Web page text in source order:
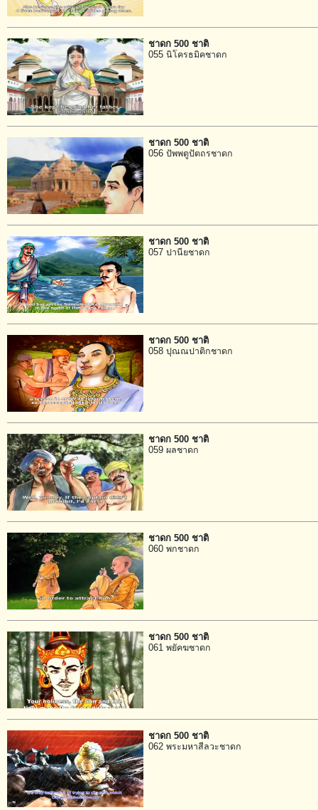
ชาดก 500 ชาติ
055 นิโครธมิคชาดก
ชาดก 500 ชาติ
056 ปัพพตูปัตถรชาดก
ชาดก 500 ชาติ
057 ปานียชาดก
ชาดก 500 ชาติ
058 ปุณณปาติกชาดก
ชาดก 500 ชาติ
059 ผลชาดก
ชาดก 500 ชาติ
060 พกชาดก
ชาดก 500 ชาติ
061 พยัคฆชาดก
ชาดก 500 ชาติ
062 พระมหาสีลวะชาดก